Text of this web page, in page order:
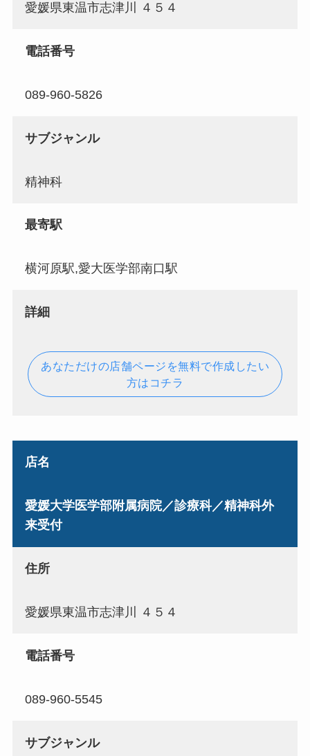
愛媛県東温市志津川 ４５４
電話番号
089-960-5826
サブジャンル
精神科
最寄駅
横河原駅,愛大医学部南口駅
詳細
あなただけの店舗ページを無料で作成したい
方はコチラ
店名
愛媛大学医学部附属病院／診療科／精神科外
来受付
住所
愛媛県東温市志津川 ４５４
電話番号
089-960-5545
サブジャンル